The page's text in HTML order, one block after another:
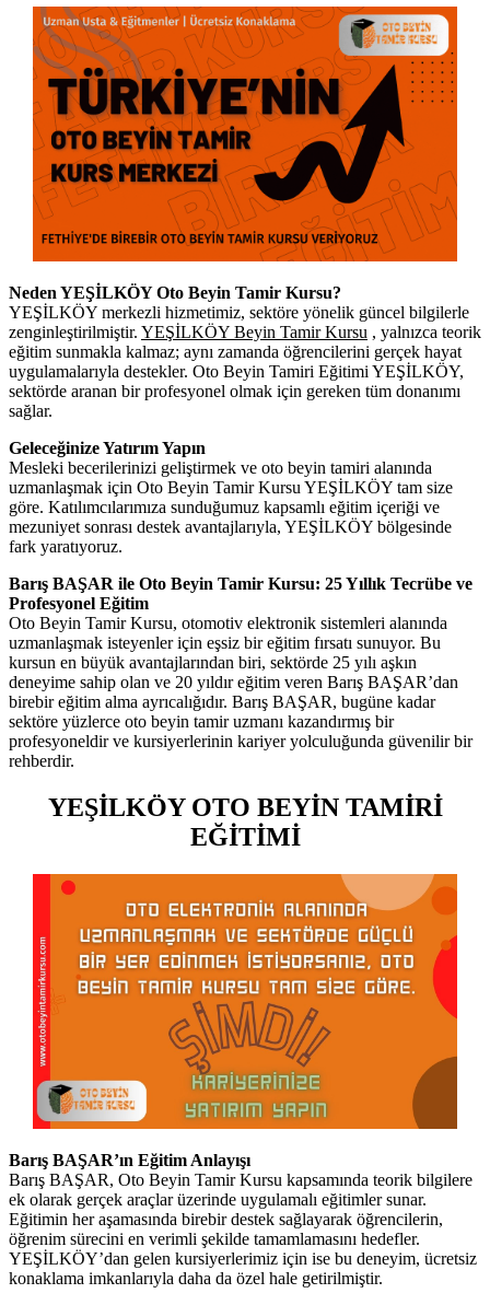
Neden YEŞİLKÖY Oto Beyin Tamir Kursu?
YEŞİLKÖY merkezli hizmetimiz, sektöre yönelik güncel bilgilerle
zenginleştirilmiştir. YEŞİLKÖY Beyin Tamir Kursu , yalnızca teorik
eğitim sunmakla kalmaz; aynı zamanda öğrencilerini gerçek hayat
uygulamalarıyla destekler. Oto Beyin Tamiri Eğitimi YEŞİLKÖY,
sektörde aranan bir profesyonel olmak için gereken tüm donanımı
sağlar.
Geleceğinize Yatırım Yapın
Mesleki becerilerinizi geliştirmek ve oto beyin tamiri alanında
uzmanlaşmak için Oto Beyin Tamir Kursu YEŞİLKÖY tam size
göre. Katılımcılarımıza sunduğumuz kapsamlı eğitim içeriği ve
mezuniyet sonrası destek avantajlarıyla, YEŞİLKÖY bölgesinde
fark yaratıyoruz.
Barış BAŞAR ile Oto Beyin Tamir Kursu: 25 Yıllık Tecrübe ve
Profesyonel Eğitim
Oto Beyin Tamir Kursu, otomotiv elektronik sistemleri alanında
uzmanlaşmak isteyenler için eşsiz bir eğitim fırsatı sunuyor. Bu
kursun en büyük avantajlarından biri, sektörde 25 yılı aşkın
deneyime sahip olan ve 20 yıldır eğitim veren Barış BAŞAR’dan
birebir eğitim alma ayrıcalığıdır. Barış BAŞAR, bugüne kadar
sektöre yüzlerce oto beyin tamir uzmanı kazandırmış bir
profesyoneldir ve kursiyerlerinin kariyer yolculuğunda güvenilir bir
rehberdir.
YEŞİLKÖY OTO BEYİN TAMİRİ
EĞİTİMİ
Barış BAŞAR’ın Eğitim Anlayışı
Barış BAŞAR, Oto Beyin Tamir Kursu kapsamında teorik bilgilere
ek olarak gerçek araçlar üzerinde uygulamalı eğitimler sunar.
Eğitimin her aşamasında birebir destek sağlayarak öğrencilerin,
öğrenim sürecini en verimli şekilde tamamlamasını hedefler.
YEŞİLKÖY’dan gelen kursiyerlerimiz için ise bu deneyim, ücretsiz
konaklama imkanlarıyla daha da özel hale getirilmiştir.